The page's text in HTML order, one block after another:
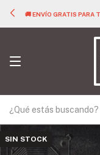
🚚 ENVÍO GRATIS PARA
SIN STOCK